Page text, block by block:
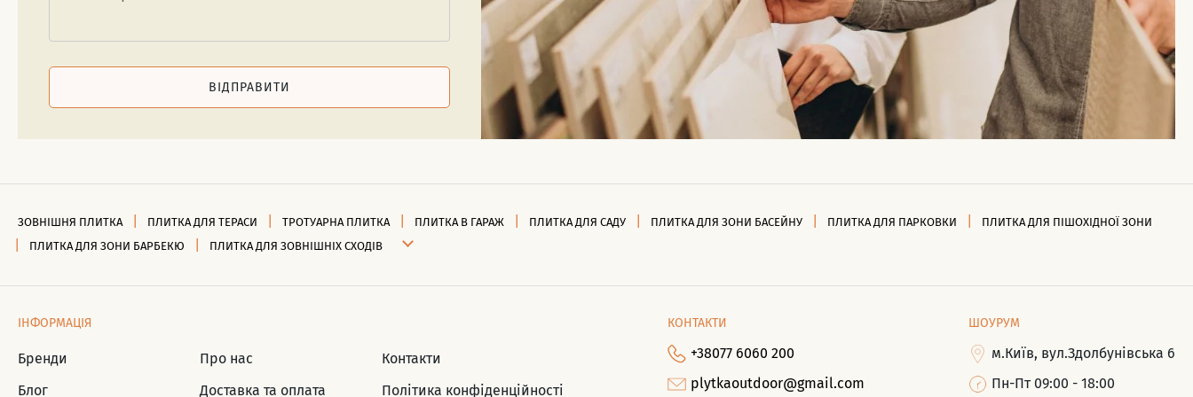
ВІДПРАВИТИ
ЗОВНІШНЯ ПЛИТКА ПЛИТКА ДЛЯ ТЕРАСИ ТРОТУАРНА ПЛИТКА ПЛИТКА В ГАРАЖ ПЛИТКА ДЛЯ САДУ ПЛИТКА ДЛЯ ЗОНИ БАСЕЙНУ ПЛИТКА ДЛЯ ПАРКОВКИ
ПЛИТКА ДЛЯ ПІШОХІДНОЇ ЗОНИ
ПЛИТКА ДЛЯ ЗОНИ БАРБЕКЮ
ПЛИТКА ДЛЯ ЗОВНІШНІХ СХОДІВ
ІНФОРМАЦІЯ
Бренди Про нас
Контакти
Блог
Доставка та оплата Політика конфіденційності
КОНТАКТИ
+38077 6060 200
plytkaoutdoor@gmail.com
ШОУРУМ
м.Київ, вул.Здолбунівська 6
Пн-Пт 09:00 - 18:00